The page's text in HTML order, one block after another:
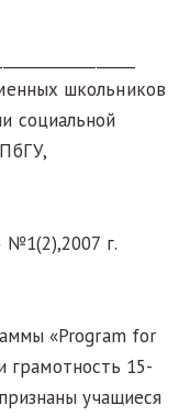
школьников
социальной
№1(2),2007 г.
«Program for
грамотность 15-
учащиеся